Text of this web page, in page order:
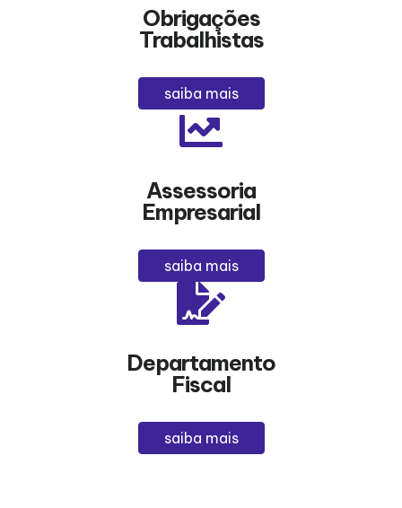
Obrigações
Trabalhistas
saiba mais
Assessoria
Empresarial
saiba mais
Departamento
Fiscal
saiba mais